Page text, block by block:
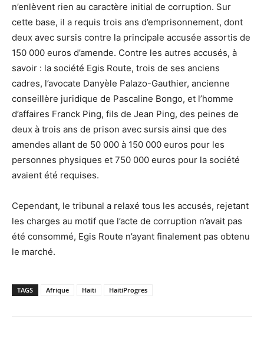
n’enlèvent rien au caractère initial de corruption. Sur
cette base, il a requis trois ans d’emprisonnement, dont
deux avec sursis contre la principale accusée assortis de
150 000 euros d’amende. Contre les autres accusés, à
savoir : la société Egis Route, trois de ses anciens
cadres, l’avocate Danyèle Palazo-Gauthier, ancienne
conseillère juridique de Pascaline Bongo, et l’homme
d’affaires Franck Ping, fils de Jean Ping, des peines de
deux à trois ans de prison avec sursis ainsi que des
amendes allant de 50 000 à 150 000 euros pour les
personnes physiques et 750 000 euros pour la société
avaient été requises.
Cependant, le tribunal a relaxé tous les accusés, rejetant
les charges au motif que l’acte de corruption n’avait pas
été consommé, Egis Route n’ayant finalement pas obtenu
le marché.
TAGS Afrique Haiti HaitiProgres